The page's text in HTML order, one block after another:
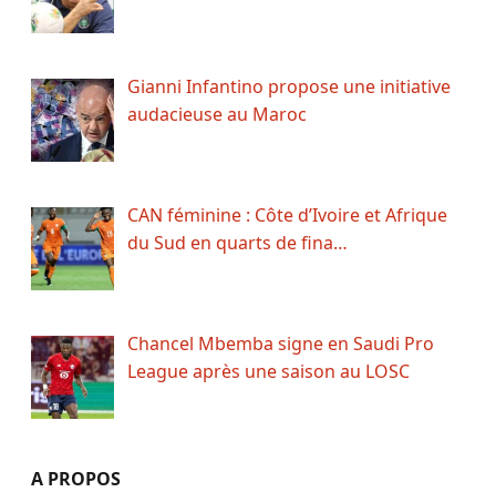
Gianni Infantino propose une initiative
audacieuse au Maroc
CAN féminine : Côte d’Ivoire et Afrique
du Sud en quarts de fina…
Chancel Mbemba signe en Saudi Pro
League après une saison au LOSC
A PROPOS